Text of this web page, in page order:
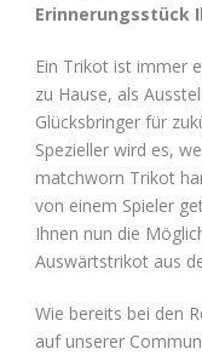
Erinnerungsstück
Ein Trikot ist immer
zu Hause, als
Glücksbringer für
Spezieller wird es,
matchworn Trikot
von einem Spieler
Ihnen nun die
Auswärtstrikot aus
Wie bereits bei den
auf unserer